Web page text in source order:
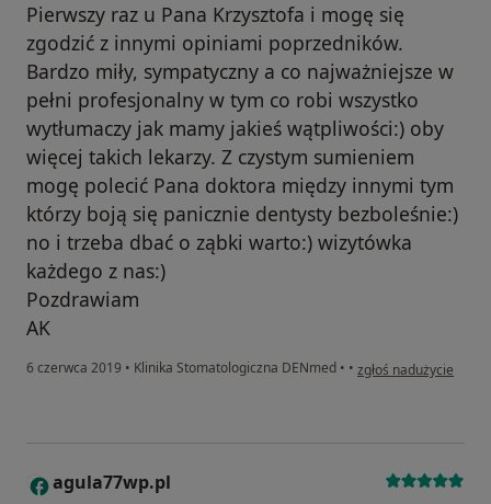
Pierwszy raz u Pana Krzysztofa i mogę się
zgodzić z innymi opiniami poprzedników.
Bardzo miły, sympatyczny a co najważniejsze w
pełni profesjonalny w tym co robi wszystko
wytłumaczy jak mamy jakieś wątpliwości:) oby
więcej takich lekarzy. Z czystym sumieniem
mogę polecić Pana doktora między innymi tym
którzy boją się panicznie dentysty bezboleśnie:)
no i trzeba dbać o ząbki warto:) wizytówka
każdego z nas:)
Pozdrawiam
AK
6 czerwca 2019 • Klinika Stomatologiczna DENmed • • w opinii użytkownika
zgłoś nadużycie
A agula77wp.pl